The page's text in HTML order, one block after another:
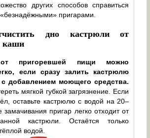
других способов справиться
пригарами.
дно кастрюли от
каши
от пригоревшей пищи можно
если сразу залить кастрюлю
добавлением моющего средства.
мягкой губкой загрязнение. Если
оставьте кастрюлю с водой на 20–
пригар легко отходит от
кастрюли. Остаётся только
водой.